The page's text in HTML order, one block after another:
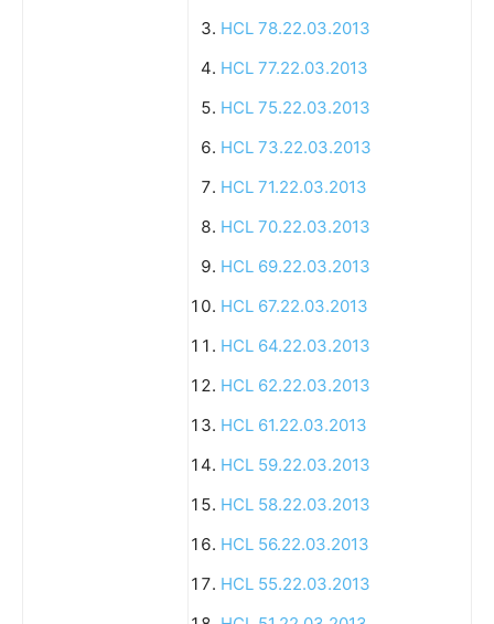
HCL 78.22.03.2013
HCL 77.22.03.2013
HCL 75.22.03.2013
HCL 73.22.03.2013
HCL 71.22.03.2013
HCL 70.22.03.2013
HCL 69.22.03.2013
HCL 67.22.03.2013
HCL 64.22.03.2013
HCL 62.22.03.2013
HCL 61.22.03.2013
HCL 59.22.03.2013
HCL 58.22.03.2013
HCL 56.22.03.2013
HCL 55.22.03.2013